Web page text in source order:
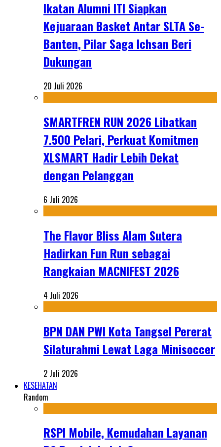
Ikatan Alumni ITI Siapkan
Kejuaraan Basket Antar SLTA Se-
Banten, Pilar Saga Ichsan Beri
Dukungan
20 Juli 2026
SMARTFREN RUN 2026 Libatkan
7.500 Pelari, Perkuat Komitmen
XLSMART Hadir Lebih Dekat
dengan Pelanggan
6 Juli 2026
The Flavor Bliss Alam Sutera
Hadirkan Fun Run sebagai
Rangkaian MACNIFEST 2026
4 Juli 2026
BPN DAN PWI Kota Tangsel Pererat
Silaturahmi Lewat Laga Minisoccer
2 Juli 2026
KESEHATAN
Random
RSPI Mobile, Kemudahan Layanan